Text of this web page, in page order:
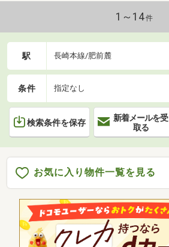
1～14件
駅 長崎本線/肥前麓
条件 指定なし
検索条件を保存
新着メールを受
取る
お気に入り物件一覧を見る